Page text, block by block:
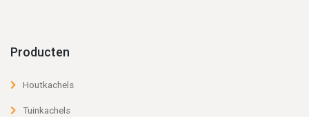
Producten
Houtkachels
Tuinkachels